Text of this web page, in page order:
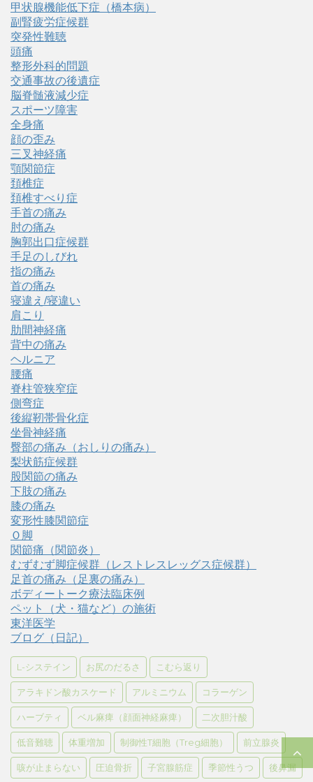
甲状腺機能低下症（橋本病）
副腎疲労症候群
突発性難聴
頭痛
整形外科的問題
交通事故の後遺症
脳脊髄液減少症
スポーツ障害
全身痛
顔の歪み
三叉神経痛
顎関節症
頚椎症
頚椎すべり症
手首の痛み
肘の痛み
胸郭出口症候群
手足のしびれ
指の痛み
首の痛み
寝違え/寝違い
肩こり
肋間神経痛
背中の痛み
ヘルニア
腰痛
脊柱管狭窄症
側弯症
後縦靭帯骨化症
坐骨神経痛
臀部の痛み（おしりの痛み）
梨状筋症候群
股関節の痛み
下肢の痛み
膝の痛み
変形性膝関節症
Ｏ脚
関節痛（関節炎）
むずむず脚症候群（レストレスレッグス症候群）
足首の痛み（足裏の痛み）
ボディートーク療法臨床例
ペット（犬・猫など）の施術
東洋医学
ブログ（日記）
L-システイン お尻のだるさ こむら返り
アラキドン酸カスケード アルミニウム コラーゲン
ハーブティ ベル麻痺（顔面神経麻痺） 二次胆汁酸
低音難聴 体重増加 制御性T細胞（Treg細胞） 前立腺炎
咳が止まらない 圧迫骨折 子宮腺筋症 季節性うつ 後鼻漏